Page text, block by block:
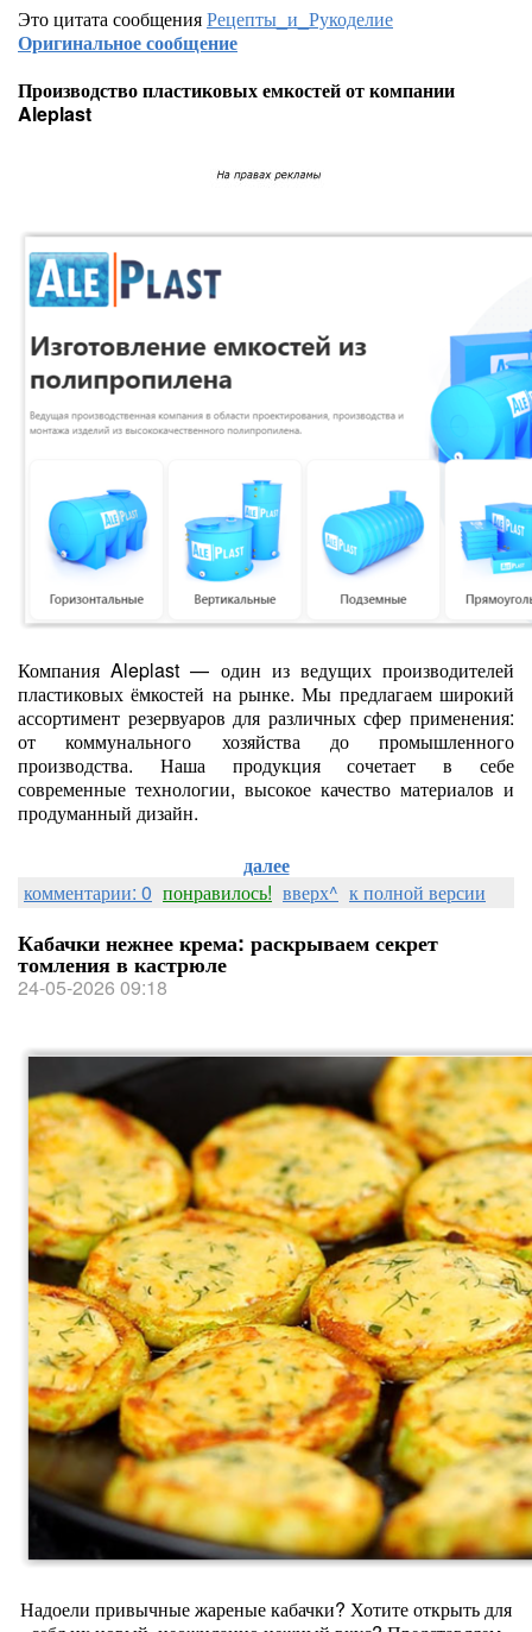
Это цитата сообщенияРецепты_и_Рукоделие
Оригинальное сообщение
Производство пластиковых емкостей от компании
Aleplast
Компания Aleplast — один из ведущих производителей
пластиковых ёмкостей на рынке. Мы предлагаем широкий
ассортимент резервуаров для различных сфер применения:
от коммунального хозяйства до промышленного
производства. Наша продукция сочетает в себе
современные технологии, высокое качество материалов и
продуманный дизайн.
далее
комментарии: 0 понравилось! вверх^ к полной версии
Кабачки нежнее крема: раскрываем секрет
томления в кастрюле
24-05-2026 09:18
Надоели привычные жареные кабачки? Хотите открыть для